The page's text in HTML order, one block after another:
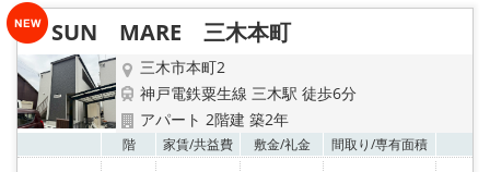
り
SUN MARE 三木本町
三木市本町2
神戸電鉄粟生線 三木駅 徒歩6分
アパート 2階建 築2年
階 家賃/共益費 敷金/礼金 間取り/専有面積